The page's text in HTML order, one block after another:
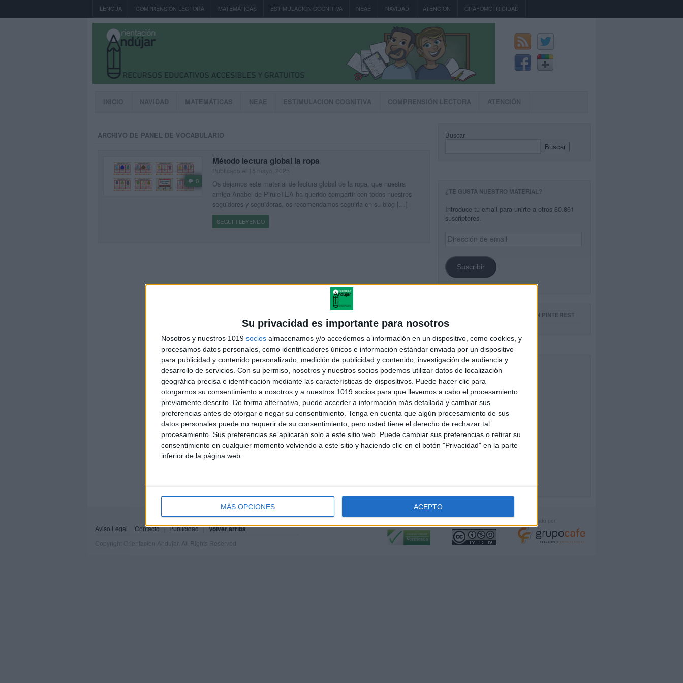
Su privacidad es importante para nosotros
Nosotros y nuestros 1019 socios almacenamos y/o accedemos a información en un dispositivo, como cookies, y
procesamos datos personales, como identificadores únicos e información estándar enviada por un dispositivo
para publicidad y contenido personalizado, medición de publicidad y contenido, investigación de audiencia y
desarrollo de servicios. Con su permiso, nosotros y nuestros socios podemos utilizar datos de localización
geográfica precisa e identificación mediante las características de dispositivos. Puede hacer clic para
otorgarnos su consentimiento a nosotros y a nuestros 1019 socios para que llevemos a cabo el procesamiento
previamente descrito. De forma alternativa, puede acceder a información más detallada y cambiar sus
preferencias antes de otorgar o negar su consentimiento. Tenga en cuenta que algún procesamiento de sus
datos personales puede no requerir de su consentimiento, pero usted tiene el derecho de rechazar tal
procesamiento. Sus preferencias se aplicarán solo a este sitio web. Puede cambiar sus preferencias o retirar su
consentimiento en cualquier momento volviendo a este sitio y haciendo clic en el botón "Privacidad" en la parte
inferior de la página web.
MÁS OPCIONES ACEPTO
LENGUA COMPRENSIÓN LECTORA MATEMÁTICAS ESTIMULACION COGNITIVA NEAE NAVIDAD ATENCIÓN GRAFOMOTRICIDAD
INICIO NAVIDAD MATEMÁTICAS NEAE ESTIMULACION COGNITIVA COMPRENSIÓN LECTORA ATENCIÓN
ARCHIVO DE PANEL DE VOCABULARIO
0
Método lectura global la ropa
Os dejamos este material de lectura global de la ropa, que nuestra
amiga Anabel de PiruleTEA ha querido compartir con todos nuestros
seguidores y seguidoras, os recomendamos seguirla en su blog […]
SEGUIR LEYENDO
Buscar
Buscar
¿TE GUSTA NUESTRO MATERIAL?
Introduce tu email para unirte a otros 80.861
suscriptores.
Dirección
de
Suscribir
SIGUE NUESTROS TABLEROS EN PINTEREST
Aviso Legal Contacto Publicidad Volver arriba
Copyright Orientacion Andujar. All Rights Reserved